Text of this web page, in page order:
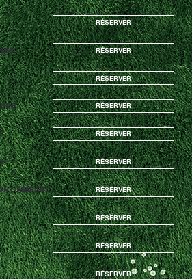
RÉSERVER
RÉSERVER
RÉSERVER
RÉSERVER
RÉSERVER
RÉSERVER
FERRAND RÉSERVER
RÉSERVER
RÉSERVER
RÉSERVER